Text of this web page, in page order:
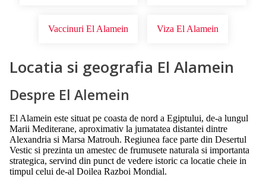
Vaccinuri El Alamein Viza El Alamein
Locatia si geografia El Alamein
Despre El Alemein
El Alamein este situat pe coasta de nord a Egiptului, de-a lungul
Marii Mediterane, aproximativ la jumatatea distantei dintre
Alexandria si Marsa Matrouh. Regiunea face parte din Desertul
Vestic si prezinta un amestec de frumusete naturala si importanta
strategica, servind din punct de vedere istoric ca locatie cheie in
timpul celui de-al Doilea Razboi Mondial.